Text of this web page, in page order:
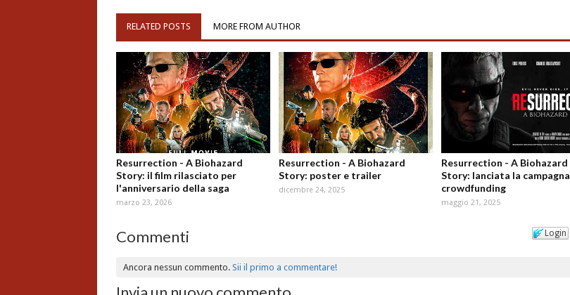
RELATED POSTS MORE FROM AUTHOR
Resurrection - A Biohazard
Story: il film rilasciato per
l'anniversario della saga
marzo 23, 2026
Resurrection - A Biohazard
Story: poster e trailer
dicembre 24, 2025
Resurrection - A Biohazard
Story: lanciata la campagna
crowdfunding
maggio 21, 2025
Login
Commenti
Ancora nessun commento.Sii il primo a commentare!